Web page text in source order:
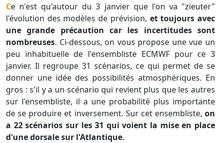
Ce n'est qu'autour du 3 janvier que l'on va "zieuter"
l'évolution des modèles de prévision, et toujours avec
une grande précaution car les incertitudes sont
nombreuses. Ci-dessous, on vous propose une vue un
peu inhabituelle de l'ensembliste ECMWF pour ce 3
janvier. Il regroupe 31 scénarios, ce qui permet de se
donner une idée des possibilités atmosphériques. En
gros : s'il y a un scénario qui revient plus que les autres
sur l'ensembliste, il a une probabilité plus importante
de se produire et inversement. Sur cet ensembliste, on
a 22 scénarios sur les 31 qui voient la mise en place
d'une dorsale sur l'Atlantique.